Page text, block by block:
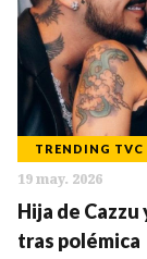
TRENDING TVC
19 may. 2026
Hija de
tras polémica